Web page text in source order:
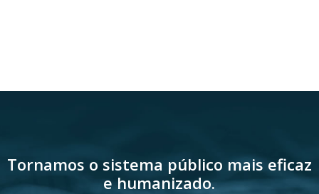
Tornamos o sistema público mais eficaz
e humanizado.